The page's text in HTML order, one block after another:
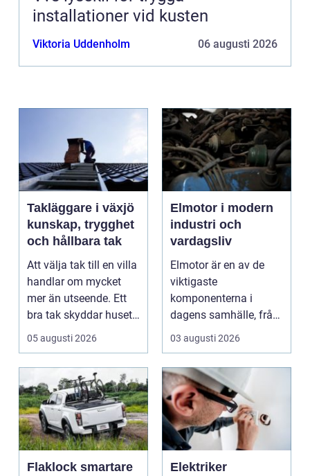
installationer vid kusten
Viktoria Uddenholm 06 augusti 2026
Takläggare i växjö
kunskap, trygghet
och hållbara tak
Att välja tak till en villa
handlar om mycket
mer än utseende. Ett
bra tak skyddar huset
mot regn, s...
05 augusti 2026
Elmotor i modern
industri och
vardagsliv
Elmotor är en av de
viktigaste
komponenterna i
dagens samhälle, från
små hushållsapparater
till stor...
03 augusti 2026
Flaklock smartare
Elektriker